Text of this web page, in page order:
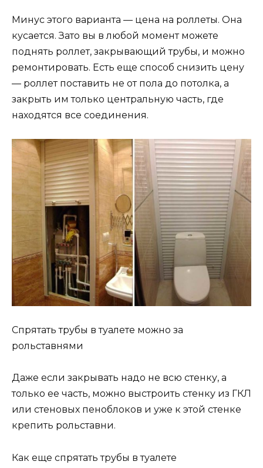
Минус этого варианта — цена на роллеты. Она
кусается. Зато вы в любой момент можете
поднять роллет, закрывающий трубы, и можно
ремонтировать. Есть еще способ снизить цену
— роллет поставить не от пола до потолка, а
закрыть им только центральную часть, где
находятся все соединения.
Спрятать трубы в туалете можно за
рольставнями
Даже если закрывать надо не всю стенку, а
только ее часть, можно выстроить стенку из ГКЛ
или стеновых пеноблоков и уже к этой стенке
крепить рольставни.
Как еще спрятать трубы в туалете